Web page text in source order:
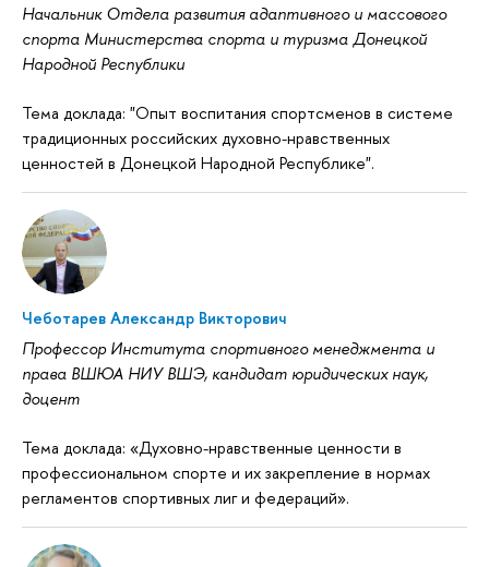
Начальник Отдела развития адаптивного и массового
спорта Министерства спорта и туризма Донецкой
Народной Республики
Тема доклада: "Опыт воспитания спортсменов в системе
традиционных российских духовно-нравственных
ценностей в Донецкой Народной Республике".
Чеботарев Александр Викторович
Профессор Института спортивного менеджмента и
права ВШЮА НИУ ВШЭ, кандидат юридических наук,
доцент
Тема доклада: «Духовно-нравственные ценности в
профессиональном спорте и их закрепление в нормах
регламентов спортивных лиг и федераций».